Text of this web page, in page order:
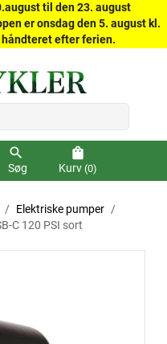
til den 23. august
er onsdag den 5. august kl.
efter ferien.
search
Søg
shopping_bag
Kurv (0)
Elektriske pumper
C 120 PSI sort